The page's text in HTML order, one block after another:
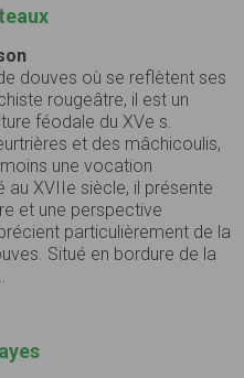
douves où se reflètent ses
rougeâtre, il est un
féodale du XVe s.
et des mâchicoulis,
une vocation
au XVIIe siècle, il présente
et une perspective
particulièrement de la
Situé en bordure de la